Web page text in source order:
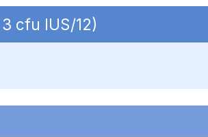
cfu IUS/12)